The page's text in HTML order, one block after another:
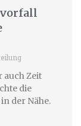
auch Zeit
die
der Nähe.